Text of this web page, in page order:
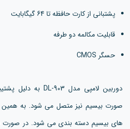
پشتبانی از کارت حافظه تا 64 گیگابایت
قابلیت مکالمه دو طرفه
حسگر CMOS
صورت بیسیم نیز متصل می شود. به همین
های بیسیم دسته بندی می شود. در صورت